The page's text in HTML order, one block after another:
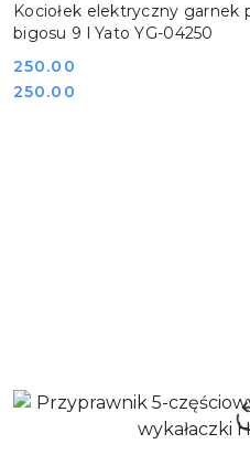
Kociołek elektryczny garnek
bigosu 9 l Yato YG-04250
Cena:
250.00
Cena:
250.00